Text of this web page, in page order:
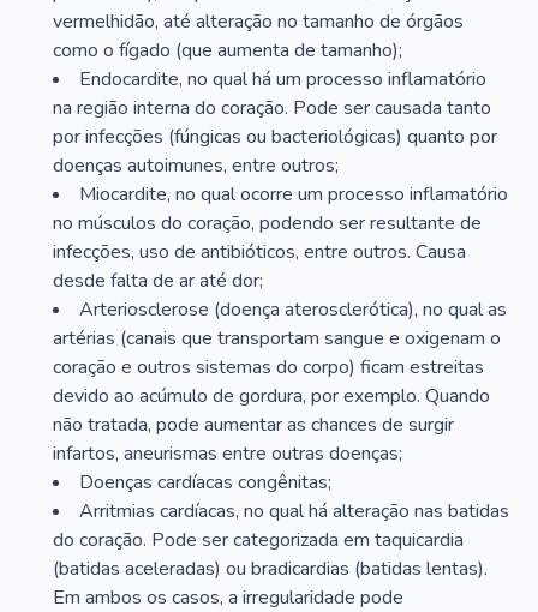
vermelhidão, até alteração no tamanho de órgãos
como o fígado (que aumenta de tamanho);
Endocardite, no qual há um processo inflamatório
na região interna do coração. Pode ser causada tanto
por infecções (fúngicas ou bacteriológicas) quanto por
doenças autoimunes, entre outros;
Miocardite, no qual ocorre um processo inflamatório
no músculos do coração, podendo ser resultante de
infecções, uso de antibióticos, entre outros. Causa
desde falta de ar até dor;
Arteriosclerose (doença aterosclerótica), no qual as
artérias (canais que transportam sangue e oxigenam o
coração e outros sistemas do corpo) ficam estreitas
devido ao acúmulo de gordura, por exemplo. Quando
não tratada, pode aumentar as chances de surgir
infartos, aneurismas entre outras doenças;
Doenças cardíacas congênitas;
Arritmias cardíacas, no qual há alteração nas batidas
do coração. Pode ser categorizada em taquicardia
(batidas aceleradas) ou bradicardias (batidas lentas).
Em ambos os casos, a irregularidade pode